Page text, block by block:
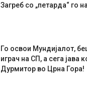
Загреб со „петарда“ го
Го освои Мундијалот,
играч на СП, а сега јава
Дурмитор во Црна Гора!